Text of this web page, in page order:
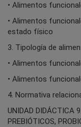
• Alimentos
• Alimentos
estado físico
3. Tipología de
• Alimentos
• Alimentos
4. Normativa
UNIDAD DIDÁCTICA
PREBIÓTICOS,